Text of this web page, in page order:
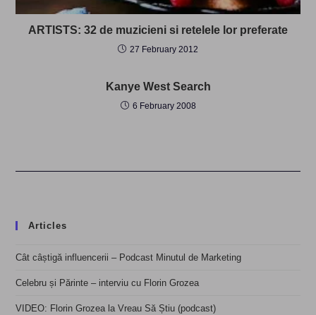
ARTISTS: 32 de muzicieni si retelele lor preferate
27 February 2012
Kanye West Search
6 February 2008
Articles
Cât câștigă influencerii – Podcast Minutul de Marketing
Celebru și Părinte – interviu cu Florin Grozea
VIDEO: Florin Grozea la Vreau Să Știu (podcast)